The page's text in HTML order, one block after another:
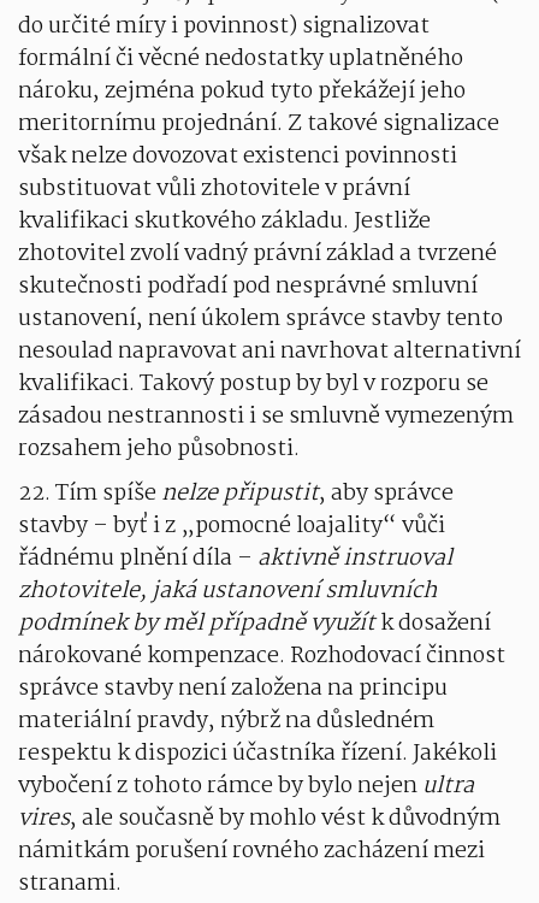
do určité míry i povinnost) signalizovat
formální či věcné nedostatky uplatněného
nároku, zejména pokud tyto překážejí jeho
meritornímu projednání. Z takové signalizace
však nelze dovozovat existenci povinnosti
substituovat vůli zhotovitele v právní
kvalifikaci skutkového základu. Jestliže
zhotovitel zvolí vadný právní základ a tvrzené
skutečnosti podřadí pod nesprávné smluvní
ustanovení, není úkolem správce stavby tento
nesoulad napravovat ani navrhovat alternativní
kvalifikaci. Takový postup by byl v rozporu se
zásadou nestrannosti i se smluvně vymezeným
rozsahem jeho působnosti.
22. Tím spíše nelze připustit, aby správce
stavby – byť i z „pomocné loajality“ vůči
řádnému plnění díla – aktivně instruoval
zhotovitele, jaká ustanovení smluvních
podmínek by měl případně využítk dosažení
nárokované kompenzace. Rozhodovací činnost
správce stavby není založena na principu
materiální pravdy, nýbrž na důsledném
respektu k dispozici účastníka řízení. Jakékoli
vybočení z tohoto rámce by bylo nejen ultra
vires, ale současně by mohlo vést k důvodným
námitkám porušení rovného zacházení mezi
stranami.